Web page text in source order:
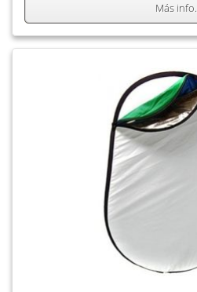
Más info.